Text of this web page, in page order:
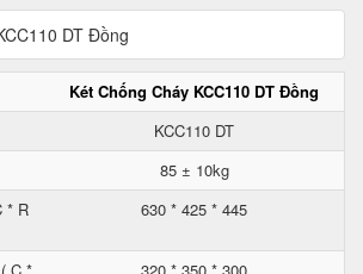
Két Chống Cháy KCC110 DT Đồng
KCC110 DT
85 ± 10kg
* R
630 * 425 * 445